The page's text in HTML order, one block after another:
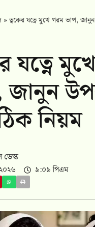
»ত্বকের যত্নে মুখে গরম ভাপ,
যত্নে
নিয়ম
ডেস্ক
৯:০৯ পিএম